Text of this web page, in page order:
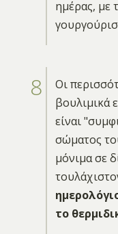
ημέρας, με
Οι
βουλιμικά
είναι
σώματος
μόνιμα σε
το